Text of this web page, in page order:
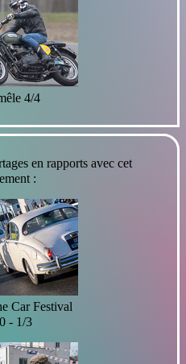
4/4
en rapports avec cet
:
Car Festival
- 1/3